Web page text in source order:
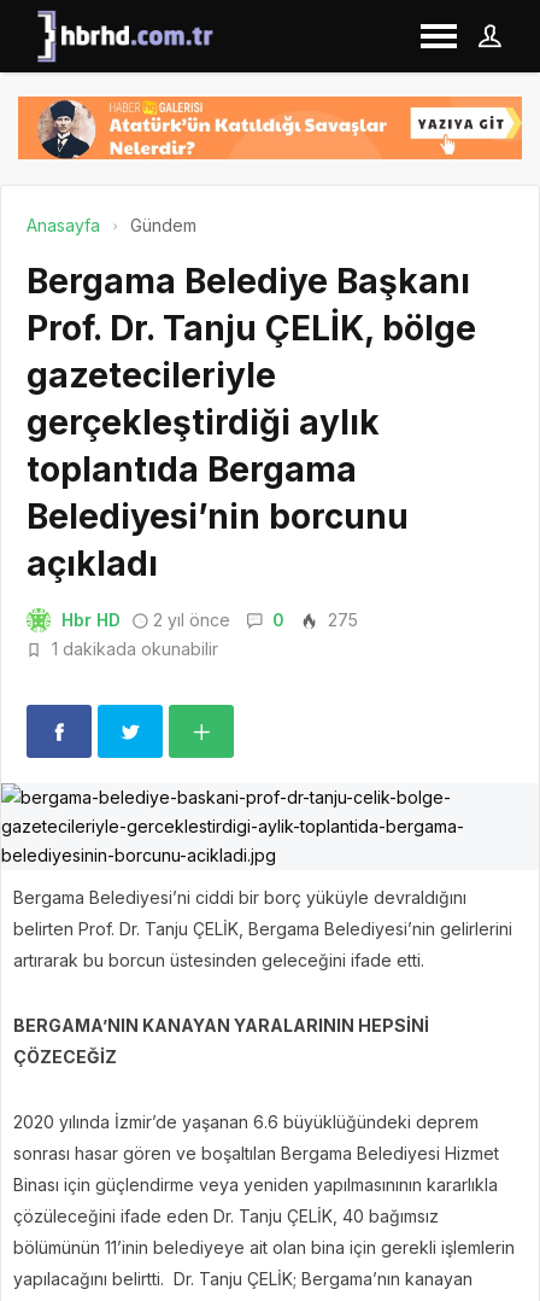
Anasayfa Gündem
Bergama Belediye Başkanı
Prof. Dr. Tanju ÇELİK, bölge
gazetecileriyle
gerçekleştirdiği aylık
toplantıda Bergama
Belediyesi’nin borcunu
açıkladı
Hbr HD 2 yıl önce 0
275
1 dakikada okunabilir
Bergama Belediyesi’ni ciddi bir borç yüküyle devraldığını
belirten Prof. Dr. Tanju ÇELİK, Bergama Belediyesi’nin gelirlerini
artırarak bu borcun üstesinden geleceğini ifade etti.
BERGAMA’NIN KANAYAN YARALARININ HEPSİNİ
ÇÖZECEĞİZ
2020 yılında İzmir’de yaşanan 6.6 büyüklüğündeki deprem
sonrası hasar gören ve boşaltılan Bergama Belediyesi Hizmet
Binası için güçlendirme veya yeniden yapılmasınının kararlıkla
çözüleceğini ifade eden Dr. Tanju ÇELİK, 40 bağımsız
bölümünün 11’inin belediyeye ait olan bina için gerekli işlemlerin
yapılacağını belirtti. Dr. Tanju ÇELİK; Bergama’nın kanayan